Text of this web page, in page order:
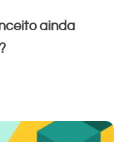
ainda